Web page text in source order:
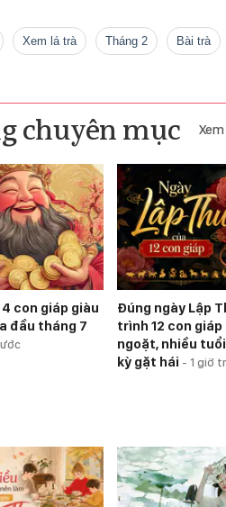
xem lá trà tháng 2 bài trà
chuyên mục
con giáp giàu
đầu tháng 7
Đúng ngày Lập
trình 12 con
ngoặt, nhiều
kỳ gặt hái - 1 giờ